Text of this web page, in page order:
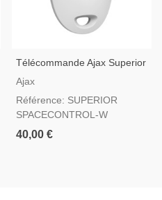
Télécommande Ajax Superior
SpaceControl Jeweller Blanc
2
Ajax
Référence: SUPERIOR
SPACECONTROL-W
40,00 €